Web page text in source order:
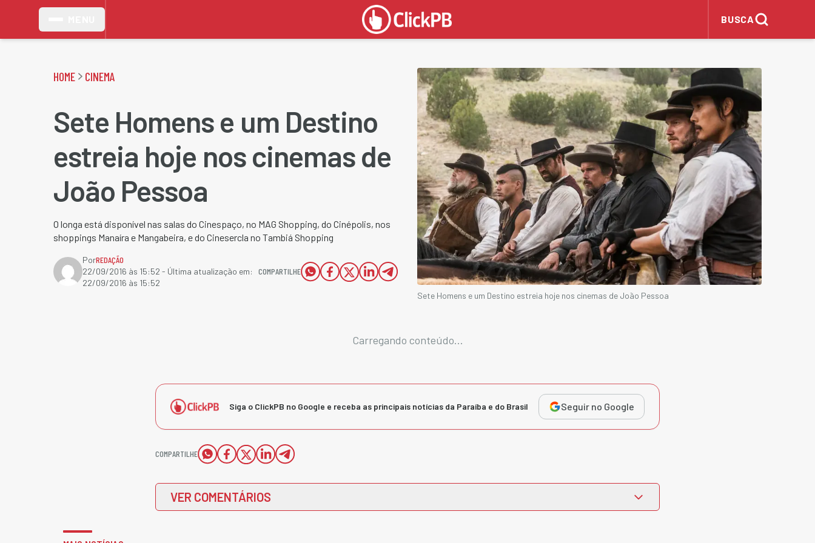
BUSCA
HOME CINEMA
Sete Homens e um Destino
estreia hoje nos cinemas de
João Pessoa
O longa está disponível nas salas do Cinespaço, no MAG Shopping, do Cinépolis, nos
shoppings Manaíra e Mangabeira, e do Cinesercla no Tambiá Shopping
PorREDAÇÃO
22/09/2016 às 15:52 - Última atualização em:
22/09/2016 às 15:52
COMPARTILHE
Sete Homens e um Destino estreia hoje nos cinemas de João Pessoa
Carregando conteúdo...
Siga o ClickPB no Google e receba as principais notícias da Paraíba e do Brasil Seguir no Google
COMPARTILHE
VER COMENTÁRIOS